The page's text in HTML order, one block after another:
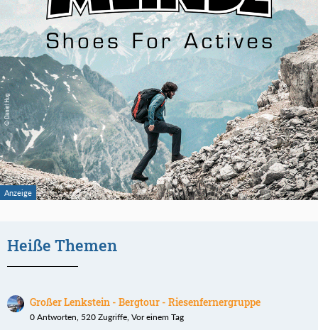
Heiße Themen
Großer Lenkstein - Bergtour - Riesenfernergruppe
0 Antworten, 520 Zugriffe, Vor einem Tag